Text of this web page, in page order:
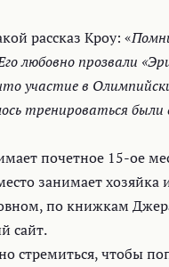
рассказ Кроу: «
любовно прозвали
участие в
тренироваться
почетное 15-ое
занимает хозяйка
по книжкам
сайт.
стремиться, чтобы